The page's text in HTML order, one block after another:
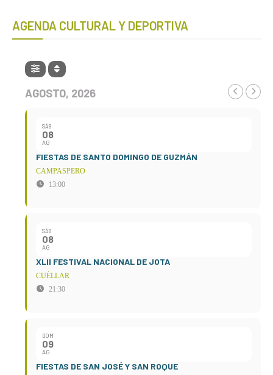
AGENDA CULTURAL Y DEPORTIVA
AGOSTO, 2026
SÁB
08
AG
FIESTAS DE SANTO DOMINGO DE GUZMÁN
CAMPASPERO
13:00
SÁB
08
AG
XLII FESTIVAL NACIONAL DE JOTA
CUÉLLAR
21:30
DOM
09
AG
FIESTAS DE SAN JOSÉ Y SAN ROQUE